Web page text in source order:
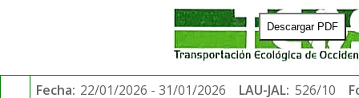
Descargar PDF
Fecha: 22/01/2026 - 31/01/2026 LAU-JAL: 526/10